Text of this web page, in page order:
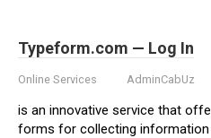
Typeform.com — Log In
Online Services AdminCabUz
is an innovative service that
forms for collecting